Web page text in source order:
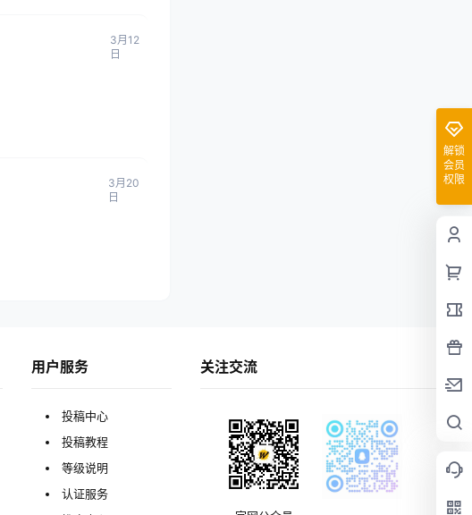
3月12
日
3月20
日
解锁
会员
权限
用户服务
投稿中心
投稿教程
等级说明
认证服务
关注交流